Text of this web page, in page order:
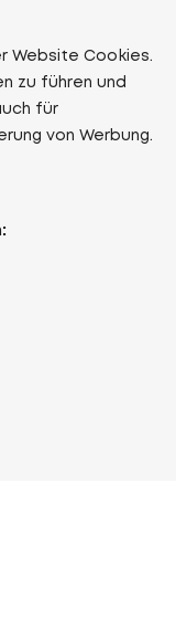
Website Cookies.
zu führen und
für
von Werbung.